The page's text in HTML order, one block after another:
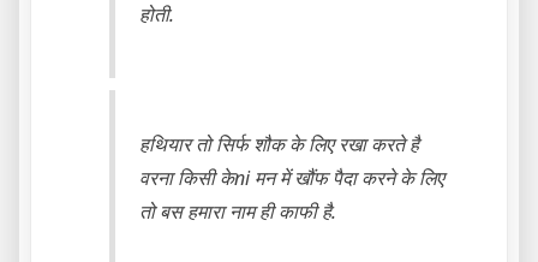
होती.
हथियार तो सिर्फ शौक के लिए रखा करते है
वरना किसी केni मन में खौंफ पैदा करने के लिए
तो बस हमारा नाम ही काफी है.